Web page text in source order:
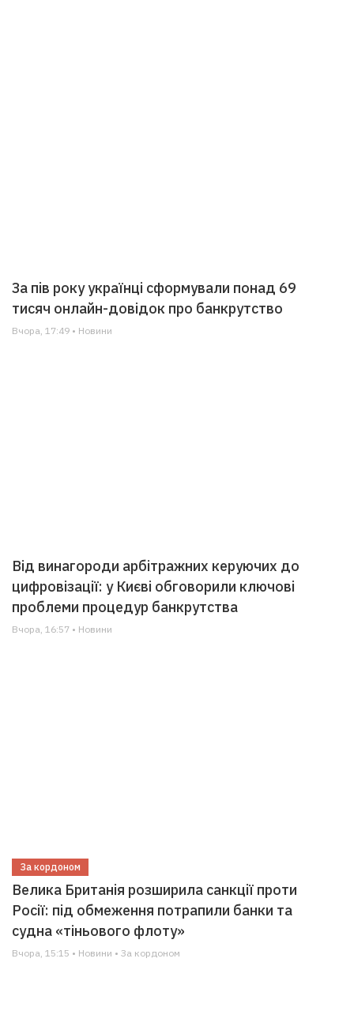
За пів року українці сформували понад 69
тисяч онлайн-довідок про банкрутство
Вчора, 17:49 • Новини
Від винагороди арбітражних керуючих до
цифровізації: у Києві обговорили ключові
проблеми процедур банкрутства
Вчора, 16:57 • Новини
За кордоном
Велика Британія розширила санкції проти
Росії: під обмеження потрапили банки та
судна «тіньового флоту»
Вчора, 15:15 • Новини • За кордоном